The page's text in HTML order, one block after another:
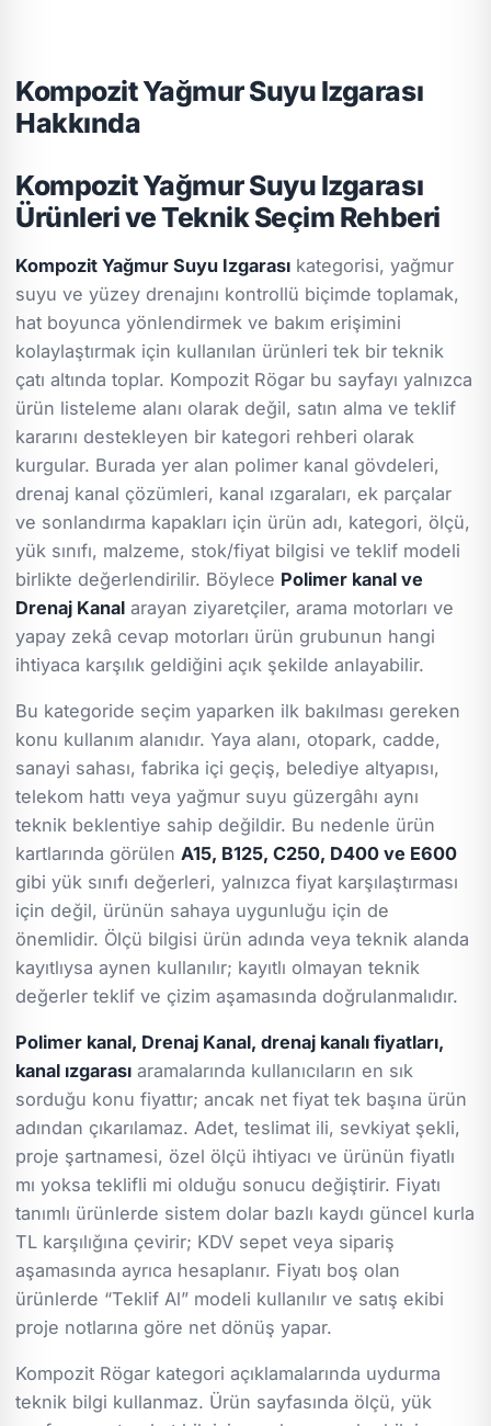
Kompozit Yağmur Suyu Izgarası
Hakkında
Kompozit Yağmur Suyu Izgarası
Ürünleri ve Teknik Seçim Rehberi
Kompozit Yağmur Suyu Izgarası kategorisi, yağmur
suyu ve yüzey drenajını kontrollü biçimde toplamak,
hat boyunca yönlendirmek ve bakım erişimini
kolaylaştırmak için kullanılan ürünleri tek bir teknik
çatı altında toplar. Kompozit Rögar bu sayfayı yalnızca
ürün listeleme alanı olarak değil, satın alma ve teklif
kararını destekleyen bir kategori rehberi olarak
kurgular. Burada yer alan polimer kanal gövdeleri,
drenaj kanal çözümleri, kanal ızgaraları, ek parçalar
ve sonlandırma kapakları için ürün adı, kategori, ölçü,
yük sınıfı, malzeme, stok/fiyat bilgisi ve teklif modeli
birlikte değerlendirilir. Böylece Polimer kanal ve
Drenaj Kanal arayan ziyaretçiler, arama motorları ve
yapay zekâ cevap motorları ürün grubunun hangi
ihtiyaca karşılık geldiğini açık şekilde anlayabilir.
Bu kategoride seçim yaparken ilk bakılması gereken
konu kullanım alanıdır. Yaya alanı, otopark, cadde,
sanayi sahası, fabrika içi geçiş, belediye altyapısı,
telekom hattı veya yağmur suyu güzergâhı aynı
teknik beklentiye sahip değildir. Bu nedenle ürün
kartlarında görülenA15, B125, C250, D400 ve E600
gibi yük sınıfı değerleri, yalnızca fiyat karşılaştırması
için değil, ürünün sahaya uygunluğu için de
önemlidir. Ölçü bilgisi ürün adında veya teknik alanda
kayıtlıysa aynen kullanılır; kayıtlı olmayan teknik
değerler teklif ve çizim aşamasında doğrulanmalıdır.
Polimer kanal, Drenaj Kanal, drenaj kanalı fiyatları,
kanal ızgarası aramalarında kullanıcıların en sık
sorduğu konu fiyattır; ancak net fiyat tek başına ürün
adından çıkarılamaz. Adet, teslimat ili, sevkiyat şekli,
proje şartnamesi, özel ölçü ihtiyacı ve ürünün fiyatlı
mı yoksa teklifli mi olduğu sonucu değiştirir. Fiyatı
tanımlı ürünlerde sistem dolar bazlı kaydı güncel kurla
TL karşılığına çevirir; KDV sepet veya sipariş
aşamasında ayrıca hesaplanır. Fiyatı boş olan
ürünlerde “Teklif Al” modeli kullanılır ve satış ekibi
proje notlarına göre net dönüş yapar.
Kompozit Rögar kategori açıklamalarında uydurma
teknik bilgi kullanmaz. Ürün sayfasında ölçü, yük